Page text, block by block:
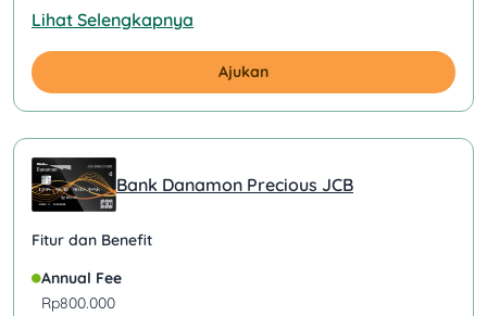
Lihat Selengkapnya
Ajukan
Bank Danamon Precious JCB
Fitur dan Benefit
Annual Fee
Rp800.000